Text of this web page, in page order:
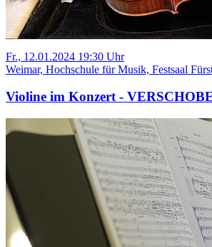
Fr., 12.01.2024 19:30 Uhr
Weimar, Hochschule für Musik, Festsaal
Violine im Konzert -